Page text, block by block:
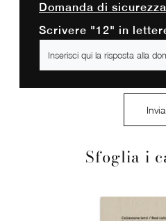
Sfoglia i
Domanda di sicurezza
Scrivere "12" in
Invia